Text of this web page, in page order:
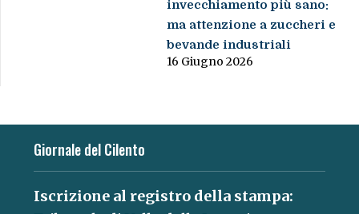
invecchiamento più sano:
ma attenzione a zuccheri e
bevande industriali
16 Giugno 2026
Giornale del Cilento
Iscrizione al registro della stampa: